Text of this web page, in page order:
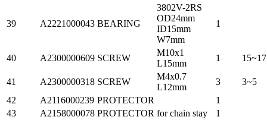
39 A2221000043 BEARING
3802V-2RS
OD24mm
ID15mm
W7mm
1
40 A2300000609 SCREW
M10x1
L15mm
1 15~17
41 A2300000318 SCREW
M4x0.7
L12mm
3
3~5
42
A2116000239 PROTECTOR
1
43
A2158000078 PROTECTOR for chain stay
1